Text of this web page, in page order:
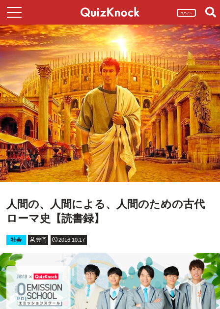
ログイン
人間の、人間による、人間のための古代
ローマ史【読書録】
社会 豊岡 2016.10.17